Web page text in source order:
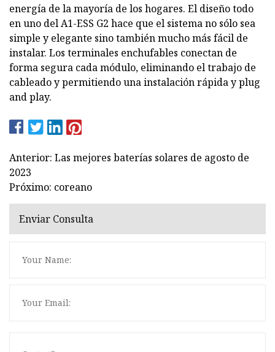
energía de la mayoría de los hogares. El diseño todo
en uno del A1-ESS G2 hace que el sistema no sólo sea
simple y elegante sino también mucho más fácil de
instalar. Los terminales enchufables conectan de
forma segura cada módulo, eliminando el trabajo de
cableado y permitiendo una instalación rápida y plug
and play.
Anterior: Las mejores baterías solares de agosto de
2023
Próximo: coreano
Enviar Consulta